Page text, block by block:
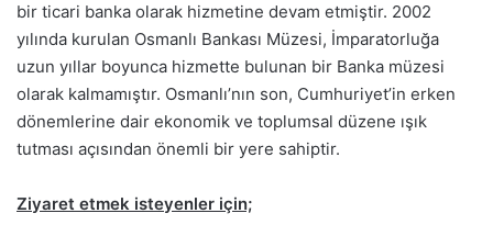
bir ticari banka olarak hizmetine devam etmiştir. 2002
yılında kurulan Osmanlı Bankası Müzesi, İmparatorluğa
uzun yıllar boyunca hizmette bulunan bir Banka müzesi
olarak kalmamıştır. Osmanlı’nın son, Cumhuriyet’in erken
dönemlerine dair ekonomik ve toplumsal düzene ışık
tutması açısından önemli bir yere sahiptir.
Ziyaret etmek isteyenler için;